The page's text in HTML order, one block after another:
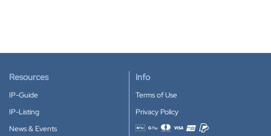
Resources
IP-Guide
IP-Listing
News & Events
Info
Terms of Use
Privacy Policy